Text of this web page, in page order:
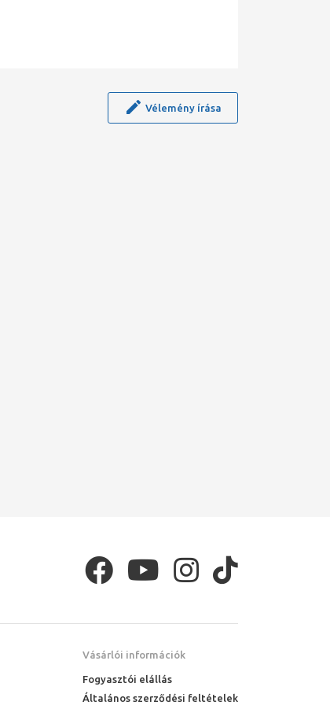
Vélemény írása
Vásárlói információk
Fogyasztói elállás
Általános szerződési feltételek